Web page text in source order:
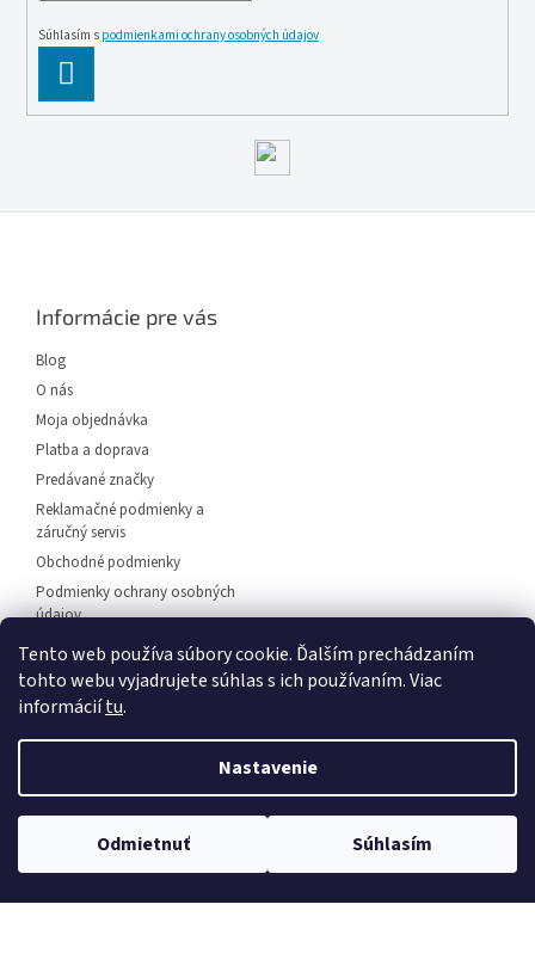
Tento web používa súbory cookie. Ďalším prechádzaním
tohto webu vyjadrujete súhlas s ich používaním. Viac
informáciítu.
Nastavenie
Odmietnuť Súhlasím
, 🛍️osobný odber odborné poradenstvo
Súhlasím s podmienkami ochrany osobných údajov
SE
Informácie pre vás
Blog
O nás
Moja objednávka
Platba a doprava
Predávané značky
Reklamačné podmienky a
záručný servis
Obchodné podmienky
Podmienky ochrany osobných
údajov
Predajňa svietidiel Dunajská
Streda
Napíšte nám
Copyright 2026EuLux.sk. Všetky práva vyhradené.Upraviť